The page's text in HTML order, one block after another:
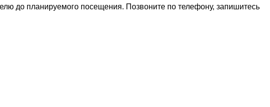
до планируемого посещения. Позвоните по телефону, запишитесь